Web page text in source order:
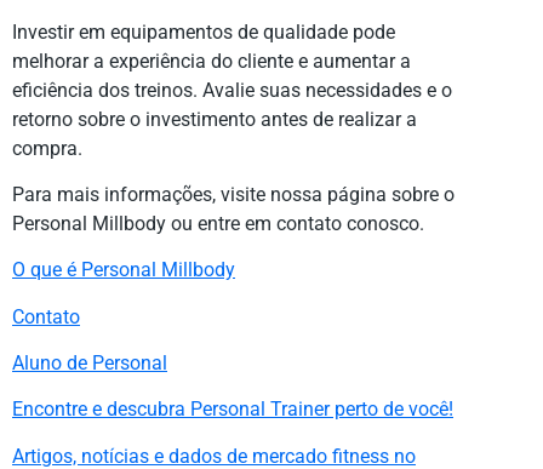
Investir em equipamentos de qualidade pode
melhorar a experiência do cliente e aumentar a
eficiência dos treinos. Avalie suas necessidades e o
retorno sobre o investimento antes de realizar a
compra.
Para mais informações, visite nossa página sobre o
Personal Millbody ou entre em contato conosco.
O que é Personal Millbody
Contato
Aluno de Personal
Encontre e descubra Personal Trainer perto de você!
Artigos, notícias e dados de mercado fitness no